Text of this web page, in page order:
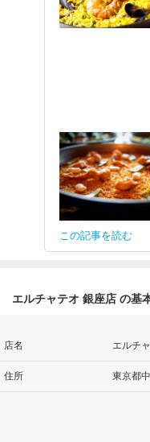
この記事を読む
エルチャテオ 銀座店 の基
店名 エルチ
住所 東京都